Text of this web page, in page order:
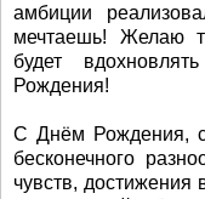
амбиции
мечтаешь! Желаю
будет
Рождения!
С Днём Рождения,
бесконечного
чувств, достижения